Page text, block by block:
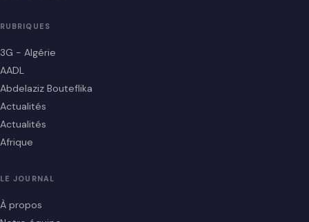
RUBRIQUES
3G - Algérie
AADL
Abdelaziz Bouteflika
Actualités
Actualités
Afrique
LE JOURNAL
À propos